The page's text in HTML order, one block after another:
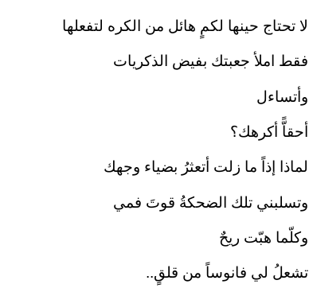
لا تحتاج حينها لكمٍ هائل من الكره لتفعلها‏
فقط املأ جعبتك بفيض الذكريات‏
وأتساءل‏
أحقاًّ أكرهك؟‏
لماذا إذاً ما زلت أتعثرُ بضياء وجهك‏
وتسلبني تلك الضحكةُ قوتَ فمي‏
وكلّما هبّت ريحٌ‏
تشعلُ لي فانوساً من قلقٍ..‏